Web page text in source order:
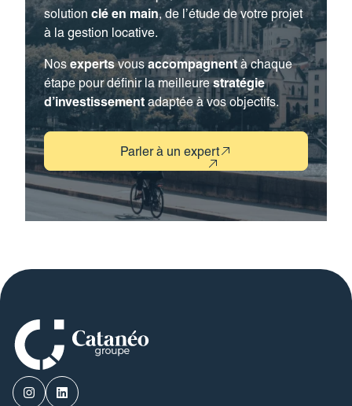
solution clé en main, de l’étude de votre projet
à la gestion locative.
Nos expertsvousaccompagnent à chaque
étape pour définir la meilleurestratégie
d’investissement adaptée à vos objectifs.
Parler à un expert